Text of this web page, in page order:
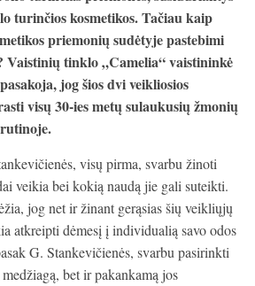
turinčios kosmetikos. Tačiau kaip
priemonių sudėtyje pastebimi
tinklo „Camelia“ vaistininkė
jog šios dvi veikliosios
visų 30-ies metų sulaukusių žmonių
visų pirma, svarbu žinoti
veikia bei kokią naudą jie gali suteikti.
jog net ir žinant gerąsias šių veikliųjų
atkreipti dėmesį į individualią savo odos
G. Stankevičienės, svarbu pasirinkti
bet ir pakankamą jos